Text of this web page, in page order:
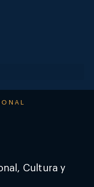
Cultura y